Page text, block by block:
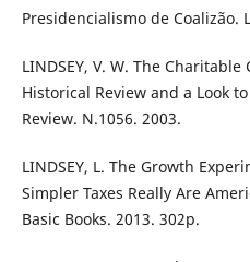
Presidencialismo de Coalizão.
LINDSEY, V. W. The
Historical Review and a Look
Review. N.1056. 2003.
LINDSEY, L. The Growth
Simpler Taxes Really Are
Basic Books. 2013. 302p.